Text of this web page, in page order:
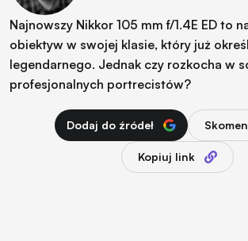
Najnowszy Nikkor 105 mm f/1.4E ED to
obiektyw w swojej klasie, który już
legendarnego. Jednak czy rozkocha w
profesjonalnych portrecistów?
Dodaj do źródeł
Kopiuj link